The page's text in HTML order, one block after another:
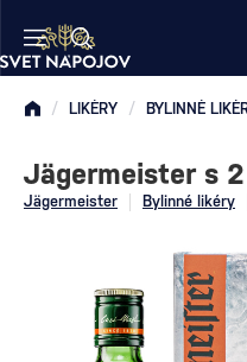
/ LIKÉRY / BYLINNÉ
Jägermeister Bylinné likéry
Jägermeister s